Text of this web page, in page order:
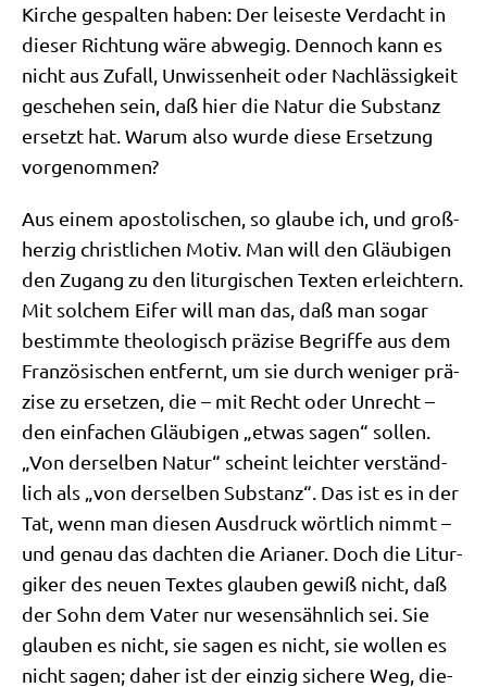
Kir­che gespal­ten haben: Der lei­se­ste Ver­dacht in
die­ser Rich­tung wäre abwe­gig. Den­noch kann es
nicht aus Zufall, Unwis­sen­heit oder Nach­läs­sig­keit
gesche­hen sein, daß hier die Natur die Sub­stanz
ersetzt hat. War­um also wur­de die­se Erset­zung
vorgenommen?
Aus einem apo­sto­li­schen, so glau­be ich, und groß­
her­zig christ­li­chen Motiv. Man will den Gläu­bi­gen
den Zugang zu den lit­ur­gi­schen Tex­ten erleich­tern.
Mit sol­chem Eifer will man das, daß man sogar
bestimm­te theo­lo­gisch prä­zi­se Begrif­fe aus dem
Fran­zö­si­schen ent­fernt, um sie durch weni­ger prä­
zi­se zu erset­zen, die – mit Recht oder Unrecht –
den ein­fa­chen Gläu­bi­gen „etwas sagen“ sol­len.
„Von der­sel­ben Natur“ scheint leich­ter ver­ständ­
lich als „von der­sel­ben Sub­stanz“. Das ist es in der
Tat, wenn man die­sen Aus­druck wört­lich nimmt –
und genau das dach­ten die Aria­ner. Doch die Lit­ur­
gi­ker des neu­en Tex­tes glau­ben gewiß nicht, daß
der Sohn dem Vater nur wesens­ähn­lich sei. Sie
glau­ben es nicht, sie sagen es nicht, sie wol­len es
nicht sagen; daher ist der ein­zig siche­re Weg, die­